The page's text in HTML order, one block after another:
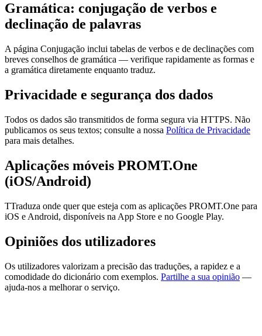
Gramática: conjugação de verbos e
declinação de palavras
A página Conjugação inclui tabelas de verbos e de declinações com
breves conselhos de gramática — verifique rapidamente as formas e
a gramática diretamente enquanto traduz.
Privacidade e segurança dos dados
Todos os dados são transmitidos de forma segura via HTTPS. Não
publicamos os seus textos; consulte a nossa Política de Privacidade
para mais detalhes.
Aplicações móveis PROMT.One
(iOS/Android)
TTraduza onde quer que esteja com as aplicações PROMT.One para
iOS e Android, disponíveis na App Store e no Google Play.
Opiniões dos utilizadores
Os utilizadores valorizam a precisão das traduções, a rapidez e a
comodidade do dicionário com exemplos. Partilhe a sua opinião —
ajuda-nos a melhorar o serviço.